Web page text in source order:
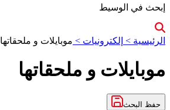
إبحث في الوسيط
الرئيسية > إلكترونيات > موبايلات و ملحقاتها
موبايلات و ملحقاتها
حفظ البحث